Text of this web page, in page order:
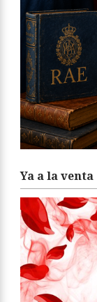
Ya a la venta